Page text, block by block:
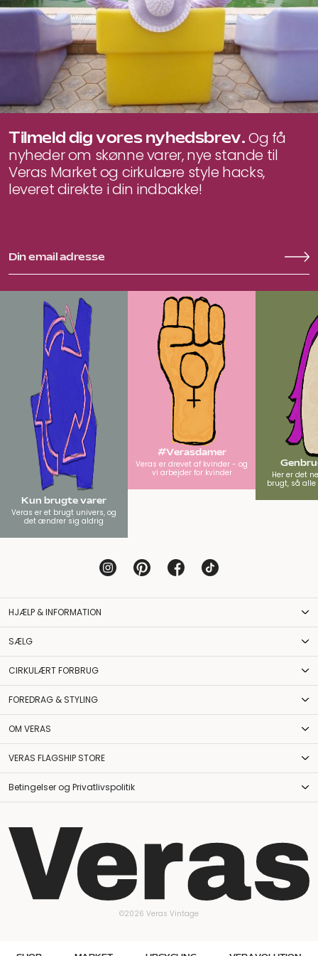
Tilmeld dig vores nyhedsbrev.Og få
nyheder om skønne varer, nye stande til
Veras Market og cirkulære style hacks,
leveret direkte i din indbakke!
Kun brugte varer
Veras er et brugt univers, og
det ændrer sig aldrig
#Verasdamer
Veras er drevet af kvinder - og
vi arbejder for kvinder
Her er det
brugt, så
HJÆLP & INFORMATION
SÆLG
CIRKULÆRT FORBRUG
FOREDRAG & STYLING
OM VERAS
VERAS FLAGSHIP STORE
Betingelser og Privatlivspolitik
©2026 Veras Vintage